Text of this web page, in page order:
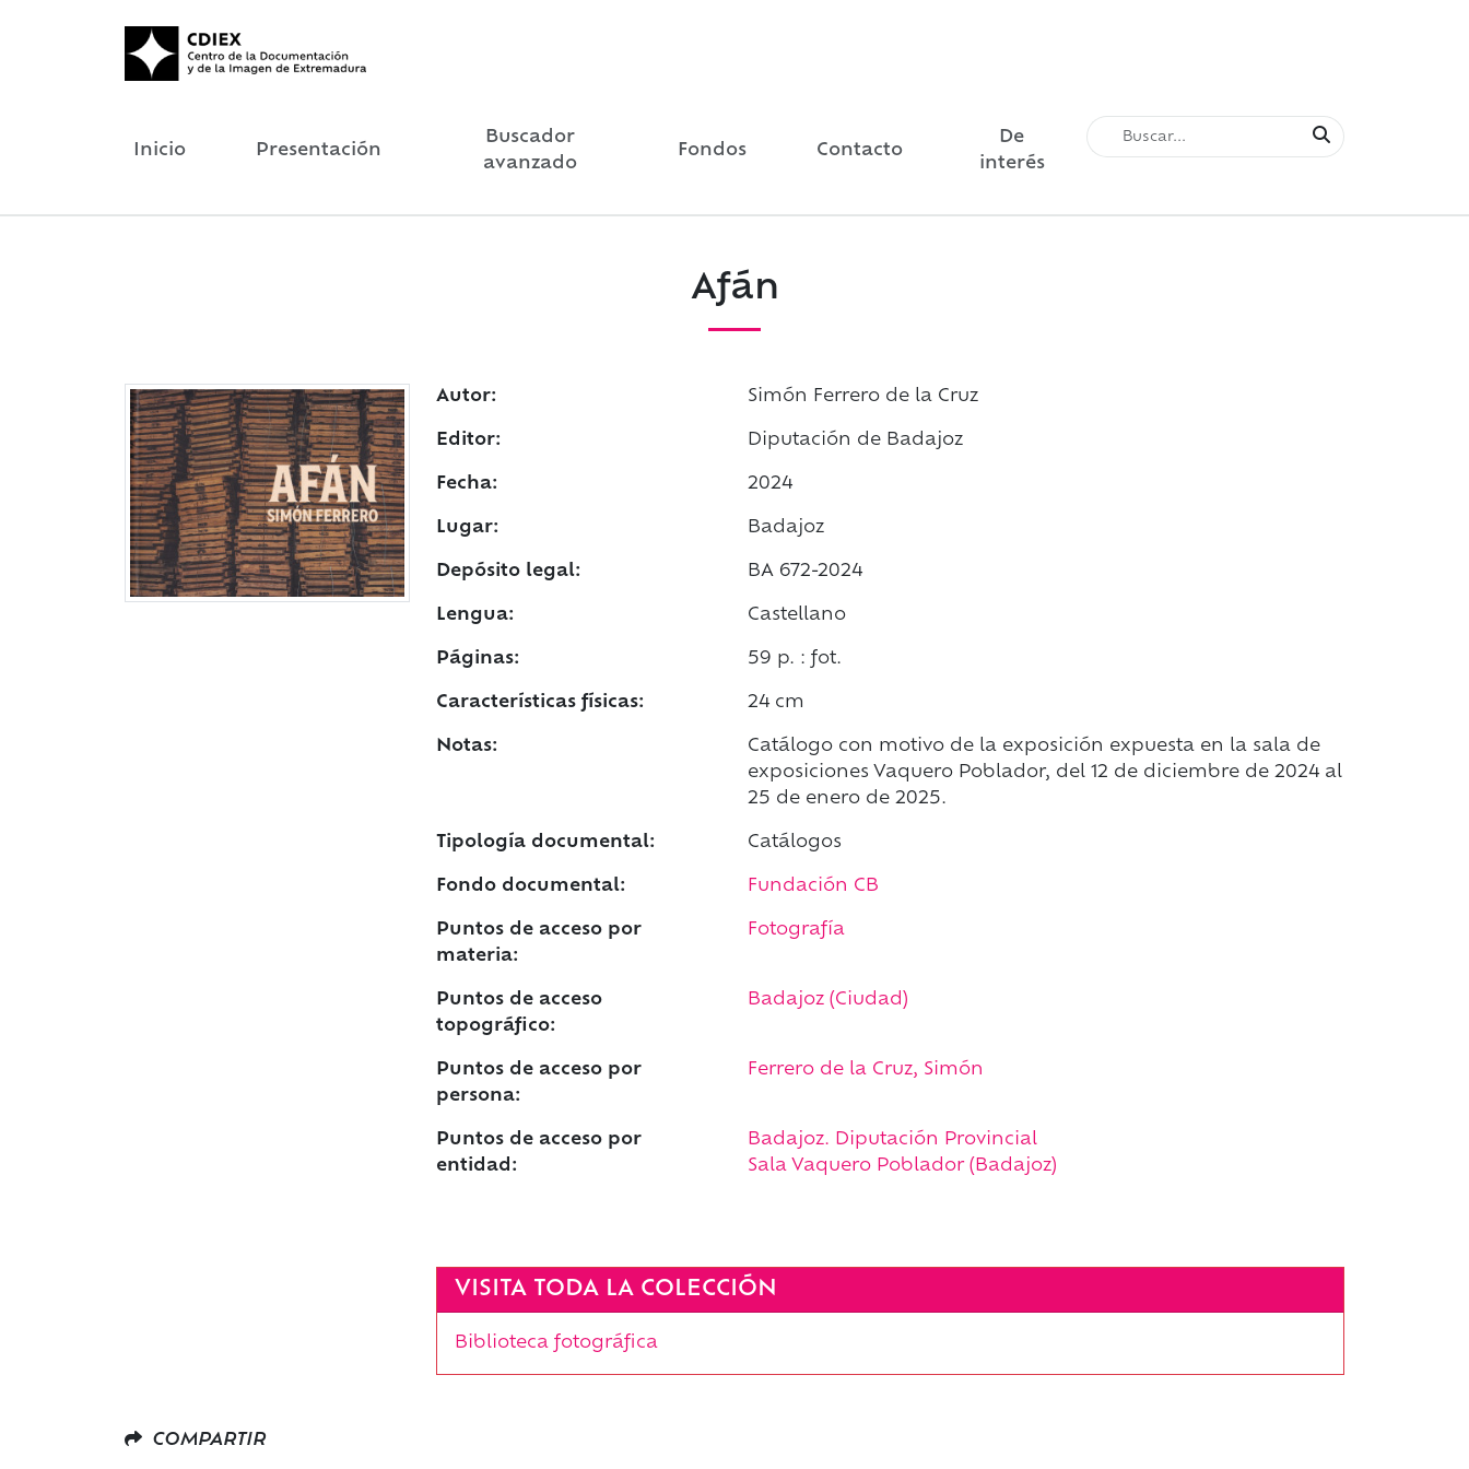
Inicio Presentación
Buscador
avanzado
Fondos Contacto
De
interés
Afán
Autor: Simón Ferrero de la Cruz
Editor: Diputación de Badajoz
Fecha: 2024
Lugar: Badajoz
Depósito legal: BA 672-2024
Lengua: Castellano
Páginas: 59 p. : fot.
Características físicas: 24 cm
Notas:
Catálogo con motivo de la exposición expuesta en la sala de
exposiciones Vaquero Poblador, del 12 de diciembre de 2024 al
25 de enero de 2025.
Tipología documental: Catálogos
Fondo documental: Fundación CB
Puntos de acceso por
materia:
Fotografía
Puntos de acceso
topográfico:
Badajoz (Ciudad)
Puntos de acceso por
persona:
Ferrero de la Cruz, Simón
Puntos de acceso por
entidad:
Badajoz. Diputación Provincial
Sala Vaquero Poblador (Badajoz)
VISITA TODA LA COLECCIÓN
Biblioteca fotográfica
COMPARTIR